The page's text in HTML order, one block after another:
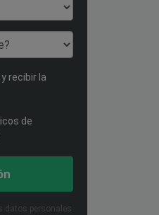
y recibir la
de
datos personales